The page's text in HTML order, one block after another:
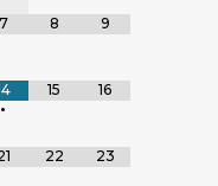
7 8 9
•
15 16
22 23